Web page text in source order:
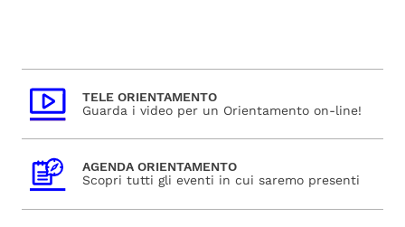
TELE ORIENTAMENTO
Guarda i video per un Orientamento on-line!
AGENDA ORIENTAMENTO
Scopri tutti gli eventi in cui saremo presenti